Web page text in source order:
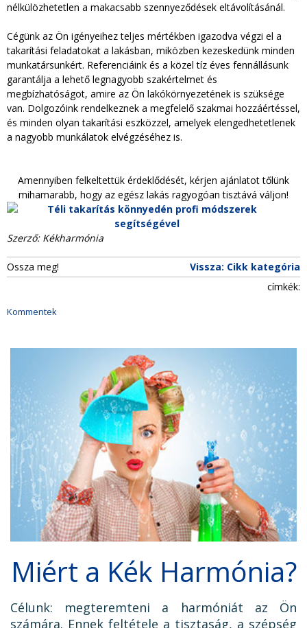
nélkülözhetetlen a makacsabb szennyeződések eltávolításánál.
Cégünk az Ön igényeihez teljes mértékben igazodva végzi el a
takarítási feladatokat a lakásban, miközben kezeskedünk minden
munkatársunkért. Referenciáink és a közel tíz éves fennállásunk
garantálja a lehető legnagyobb szakértelmet és
megbízhatóságot, amire az Ön lakókörnyezetének is szüksége
van. Dolgozóink rendelkeznek a megfelelő szakmai hozzáértéssel,
és minden olyan takarítási eszközzel, amelyek elengedhetetlenek
a nagyobb munkálatok elvégzéséhez is.
Amennyiben felkeltettük érdeklődését, kérjen ajánlatot tőlünk
mihamarabb, hogy az egész lakás ragyogóan tisztává váljon!
Szerző: Kékharmónia
Ossza meg!
Vissza: Cikk kategória
címkék:
Kommentek
Miért a Kék Harmónia?
Célunk: megteremteni a harmóniát az Ön
számára. Ennek feltétele a tisztaság, a szépség